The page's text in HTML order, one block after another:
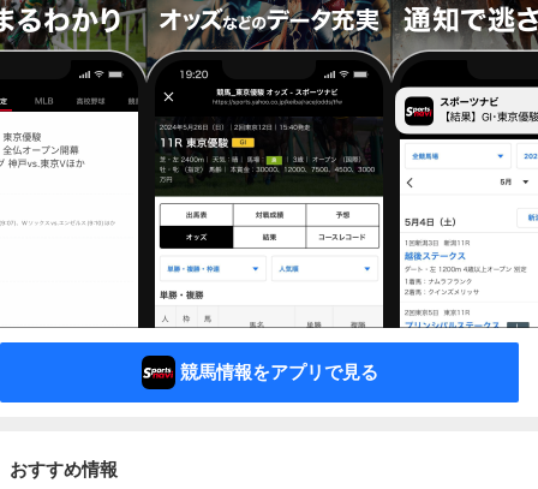
競馬情報をアプリで見る
おすすめ情報